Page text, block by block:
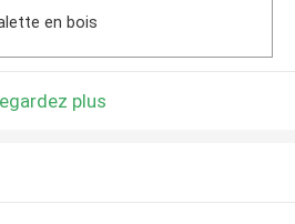
en bois
plus